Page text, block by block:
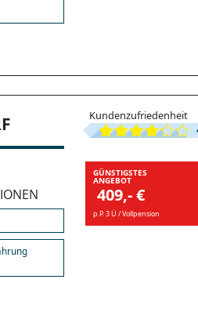
Kundenzufriedenheit
GÜNSTIGSTES
ANGEBOT
409,- €
p.P. 3 Ü / Vollpension